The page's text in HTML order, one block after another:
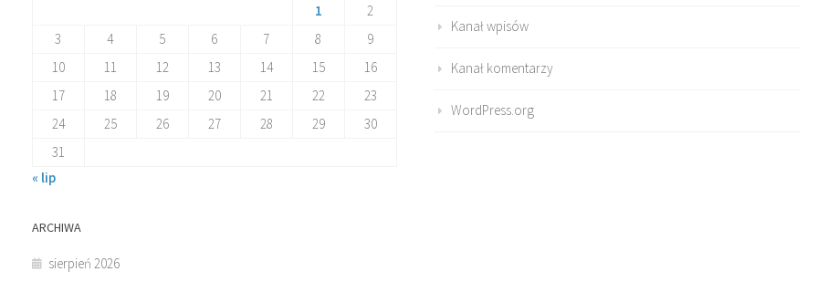
1
2
3
4 5 6 7 8
9
10
11 12 13 14 15
16
17
18 19 20 21 22
23
24
25 26 27 28 29
30
31
« lip
ARCHIWA
sierpień 2026
Kanał wpisów
Kanał komentarzy
WordPress.org